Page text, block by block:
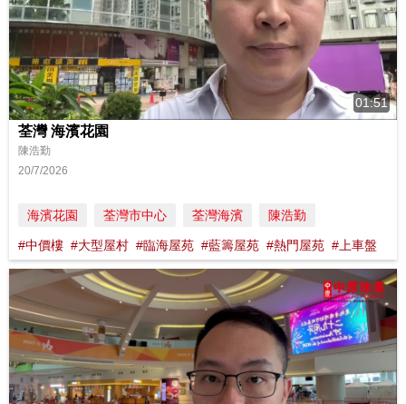
01:51
荃灣 海濱花園
陳浩勤
20/7/2026
海濱花園 荃灣市中心 荃灣海濱 陳浩勤
#中價樓 #大型屋村 #臨海屋苑 #藍籌屋苑 #熱門屋苑 #上車盤